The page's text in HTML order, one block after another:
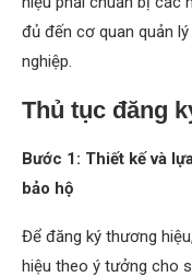
đủ đến cơ quan quản
nghiệp.
Thủ tục đăng
Bước 1: Thiết kế và
bảo hộ
Để đăng ký thương
hiệu theo ý tưởng cho